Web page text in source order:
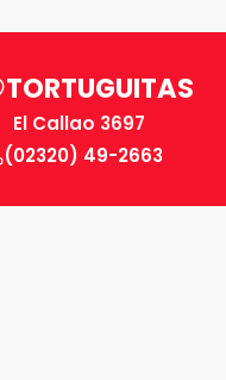
TORTUGUITAS
El Callao 3697
(02320) 49-2663